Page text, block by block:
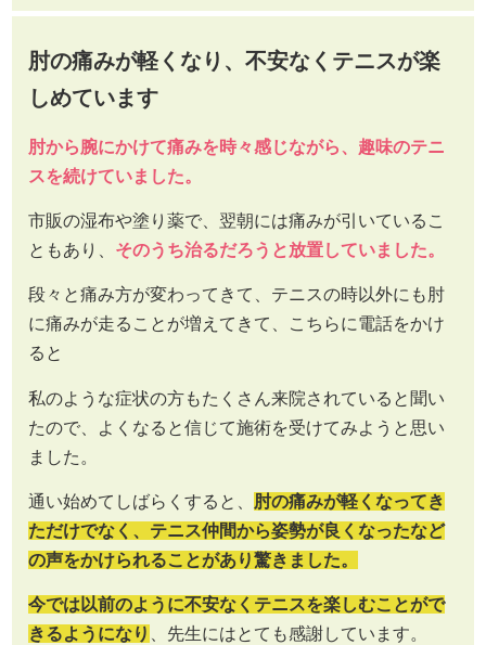
肘の痛みが軽くなり、不安なくテニスが楽
しめています
肘から腕にかけて痛みを時々感じながら、趣味のテニ
スを続けていました。
市販の湿布や塗り薬で、翌朝には痛みが引いているこ
ともあり、 そのうち治るだろうと放置していました。
段々と痛み方が変わってきて、テニスの時以外にも肘
に痛みが走ることが増えてきて、こちらに電話をかけ
ると
私のような症状の方もたくさん来院されていると聞い
たので、よくなると信じて施術を受けてみようと思い
ました。
通い始めてしばらくすると、 肘の痛みが軽くなってき
ただけでなく、テニス仲間から姿勢が良くなったなど
の声をかけられることがあり驚きました。
今では以前のように不安なくテニスを楽しむことがで
きるようになり 、先生にはとても感謝しています。